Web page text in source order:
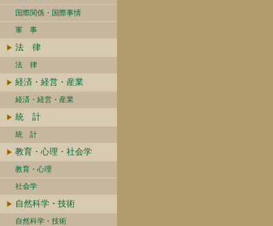
国際関係・国際事情
軍 事
法 律
法 律
経済・経営・産業
経済・経営・産業
統 計
統 計
教育・心理・社会学
教育・心理
社会学
自然科学・技術
自然科学・技術